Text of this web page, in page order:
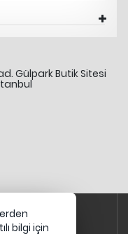
Gülpark Butik Sitesi
bilgi için